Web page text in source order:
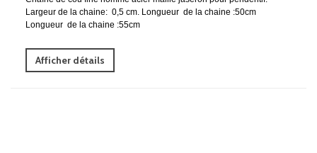
Largeur de la chaine: 0,5 cm. Longueur de la chaine :50cm
Longueur de la chaine :55cm
Afficher détails